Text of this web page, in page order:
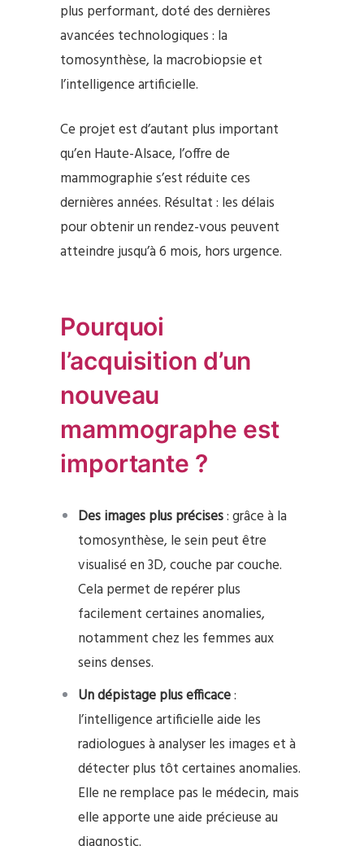
plus performant, doté des dernières
avancées technologiques : la
tomosynthèse, la macrobiopsie et
l’intelligence artificielle.
Ce projet est d’autant plus important
qu’en Haute-Alsace, l’offre de
mammographie s’est réduite ces
dernières années. Résultat : les délais
pour obtenir un rendez-vous peuvent
atteindre jusqu’à 6 mois, hors urgence.
Pourquoi
l’acquisition d’un
nouveau
mammographe est
importante ?
Des images plus précises: grâce à la
tomosynthèse, le sein peut être
visualisé en 3D, couche par couche.
Cela permet de repérer plus
facilement certaines anomalies,
notamment chez les femmes aux
seins denses.
Un dépistage plus efficace:
l’intelligence artificielle aide les
radiologues à analyser les images et à
détecter plus tôt certaines anomalies.
Elle ne remplace pas le médecin, mais
elle apporte une aide précieuse au